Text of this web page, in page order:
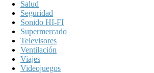
Salud
Seguridad
Sonido HI-FI
Supermercado
Televisores
Ventilación
Viajes
Videojuegos